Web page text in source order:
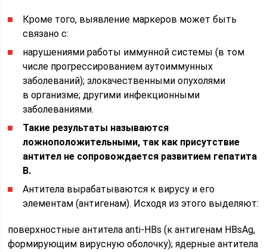
Кроме того, выявление маркеров может быть
связано с:
нарушениями работы иммунной системы (в том
числе прогрессированием аутоиммунных
заболеваний); злокачественными опухолями
в организме; другими инфекционными
заболеваниями.
Такие результаты называются
ложноположительными, так как присутствие
антител не сопровождается развитием гепатита
В.
Антитела вырабатываются к вирусу и его
элементам (антигенам). Исходя из этого выделяют:
поверхностные антитела anti-HBs (к антигенам HBsAg,
формирующим вирусную оболочку); ядерные антитела